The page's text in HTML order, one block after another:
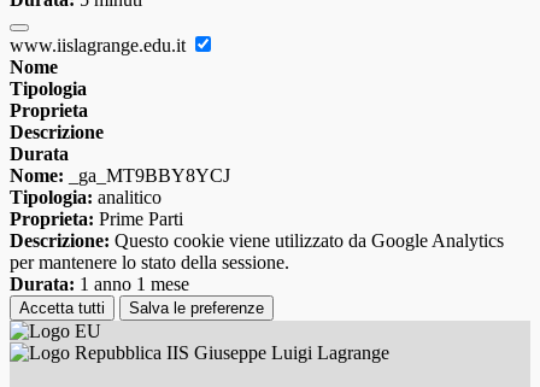
www.iislagrange.edu.it
Nome
Tipologia
Proprieta
Descrizione
Durata
Nome: _ga_MT9BBY8YCJ
Tipologia: analitico
Proprieta: Prime Parti
Descrizione: Questo cookie viene utilizzato da Google Analytics
per mantenere lo stato della sessione.
Durata: 1 anno 1 mese
Accetta tutti Salva le preferenze
IIS Giuseppe Luigi Lagrange